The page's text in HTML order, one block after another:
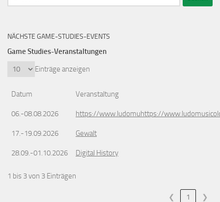
nach:
NÄCHSTE GAME-STUDIES-EVENTS
Game Studies-Veranstaltungen
Einträge anzeigen
Datum Veranstaltung
06.-08.08.2026 https://www.ludomuhttps://
17.-19.09.2026 Gewalt
28.09.-01.10.2026 Digital History
1 bis 3 von 3 Einträgen
❮ 1 ❯